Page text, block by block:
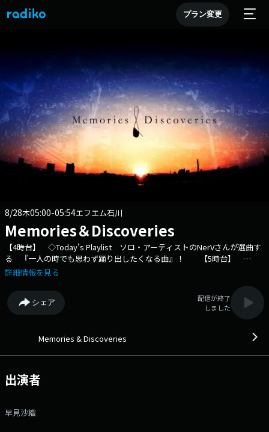
プラン変更
8/28木05:00-05:54エフエム石川
Memories＆Discoveries
【4時台】 ◇Today's Playlist ソロ・アーティストのNerVさんが選曲す
る 『一人の時でも思わず踊り出したくなる曲』！ 【5時台】
◇Classic Playlist 音楽制作プロダクション「ノモス」代表で、 香川県
ターに浸ろう』というテーマで選曲。 第一線で活躍するミュージシャ
ン、著名クリエイター、文化人が、それぞれのリコメンド楽曲で素敵な音
楽空間をプロデュース。 懐かしさを感じるナンバー、新たな出会いとな
け！ 番組Webサイト：https://audee.jp/program/show/27337 メッ
詳細情報を見る
シェア
配信が終了
しました
Memories & Discoveries
出演者
早見沙織